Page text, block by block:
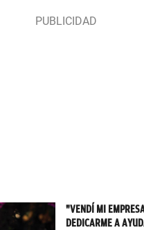
"VENDÍ MI
DEDICARME A